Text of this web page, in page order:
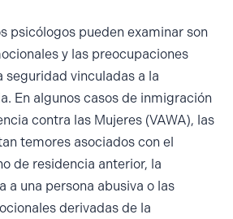
psicólogos pueden examinar son
y las preocupaciones
seguridad vinculadas a la
En algunos casos de inmigración
contra las Mujeres (VAWA), las
temores asociados con el
de residencia anterior, la
a una persona abusiva o las
derivadas de la